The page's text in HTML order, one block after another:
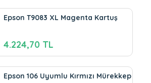
Epson T9083 XL Magenta Kartuş
4.224,70 TL
Epson 106 Uyumlu Kırmızı Mürekkep